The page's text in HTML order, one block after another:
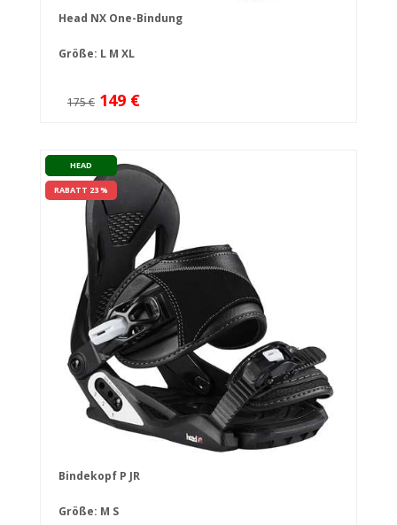
Head NX One-Bindung
Größe: L M XL
175 € 149 €
HEAD
RABATT 23 %
Bindekopf P JR
Größe: M S